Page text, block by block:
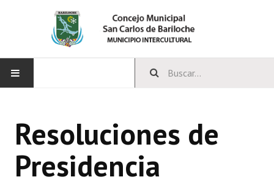
CONCEJO
Bloques Políticos
Resoluciones de
Presidencia